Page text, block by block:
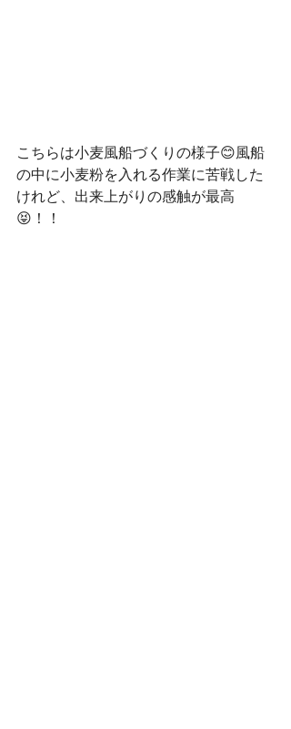
こちらは小麦風船づくりの様子😊風船
の中に小麦粉を入れる作業に苦戦した
けれど、出来上がりの感触が最高
😝！！